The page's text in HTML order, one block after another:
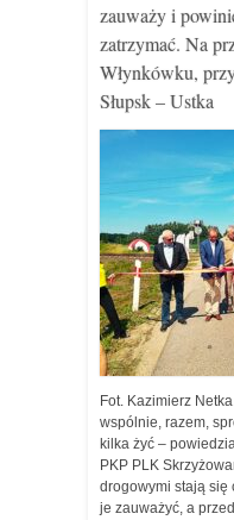
zauważy i
zatrzymać. Na
Włynkówku,
Słupsk – Ustka
Fot. Kazimierz
wspólnie, razem,
kilka żyć –
PKP PLK
drogowymi stają się
je zauważyć, a